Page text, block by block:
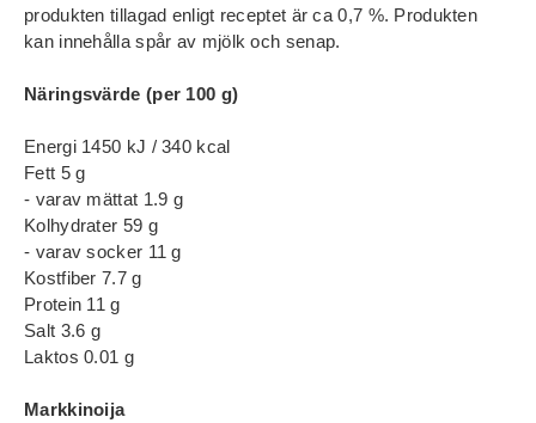
produkten tillagad enligt receptet är ca 0,7 %. Produkten
kan innehålla spår av mjölk och senap.
Näringsvärde (per 100 g)
Energi 1450 kJ / 340 kcal
Fett 5 g
- varav mättat 1.9 g
Kolhydrater 59 g
- varav socker 11 g
Kostfiber 7.7 g
Protein 11 g
Salt 3.6 g
Laktos 0.01 g
Markkinoija